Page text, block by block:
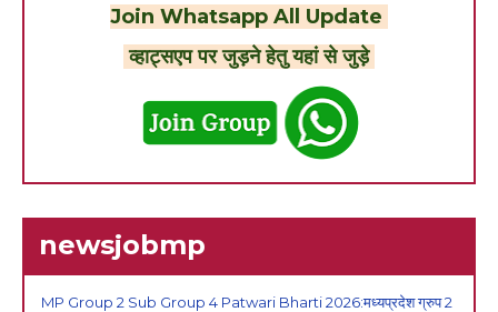
Join Whatsapp All Update
व्हाट्सएप पर जुड़ने हेतु यहां से जुड़े
newsjobmp
MP Group 2 Sub Group 4 Patwari Bharti 2026:मध्यप्रदेश ग्रुप 2